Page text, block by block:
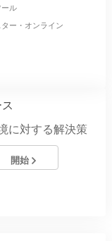
ル
ー・オンライン
に対する解決策
開始